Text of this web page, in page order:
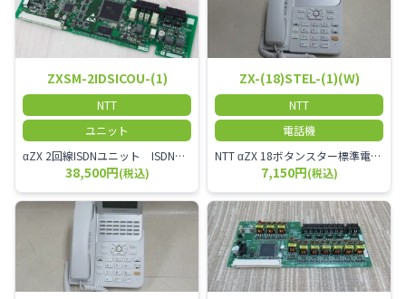
ZXSM-2IDSICOU-(1)
NTT
ユニット
αZX 2回線ISDNユニット ISDN回線を2本収容可能です。
38,500円(税込)
ZX-(18)STEL-(1)(W)
NTT
電話機
NTT αZX 18ボタンスター標準電話機(白)
7,150円(税込)